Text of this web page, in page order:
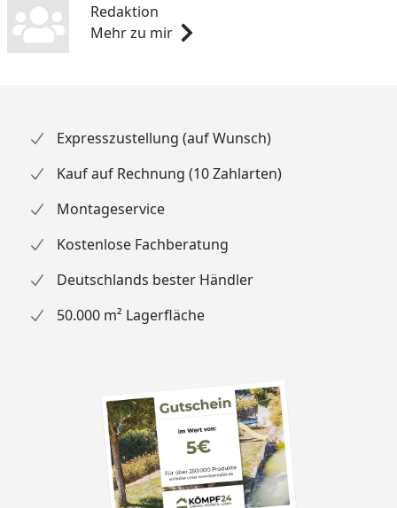
Redaktion
Mehr zu mir
Expresszustellung (auf Wunsch)
Kauf auf Rechnung (10 Zahlarten)
Montageservice
Kostenlose Fachberatung
Deutschlands bester Händler
50.000 m² Lagerfläche